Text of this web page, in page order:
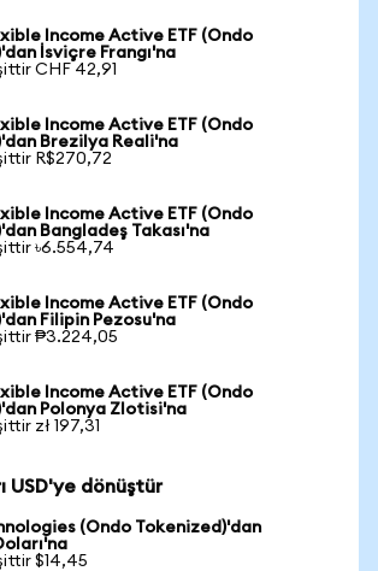
Income Active ETF (Ondo
İsviçre Frangı'na
CHF 42,91
Income Active ETF (Ondo
Brezilya Reali'na
R$270,72
Income Active ETF (Ondo
Bangladeş Takası'na
৳6.554,74
Income Active ETF (Ondo
Filipin Pezosu'na
₱3.224,05
Income Active ETF (Ondo
Polonya Zlotisi'na
zł 197,31
USD'ye dönüştür
(Ondo Tokenized)'dan
$14,45